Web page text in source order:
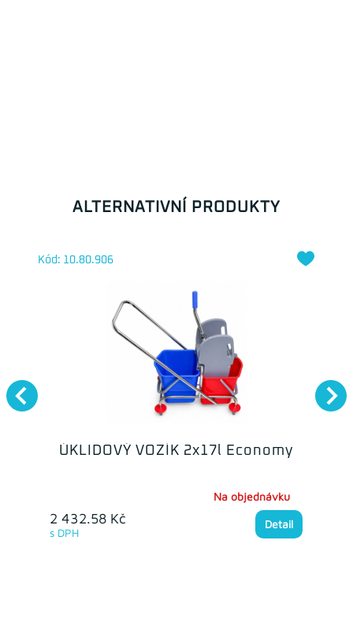
ALTERNATIVNÍ PRODUKTY
ÚKLIDOVÝ VOZÍK 2x17l Economy
Kód: 10.80.906
2 432.58 Kč
s DPH
Na objednávku
Detail